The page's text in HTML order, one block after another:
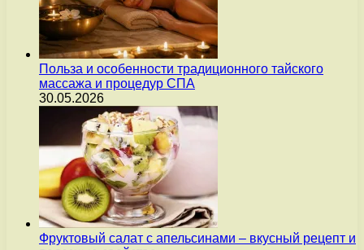
Польза и особенности традиционного тайского
массажа и процедур СПА
30.05.2026
Фруктовый салат с апельсинами – вкусный рецепт и